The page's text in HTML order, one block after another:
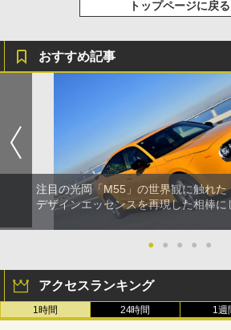
トップページに戻る
おすすめ記事
注目の光岡「M55」の世界観に触れた
デザインエッセンスを再現した相棒に
● ● ● ● ●
アクセスランキング
1時間 24時間 1週